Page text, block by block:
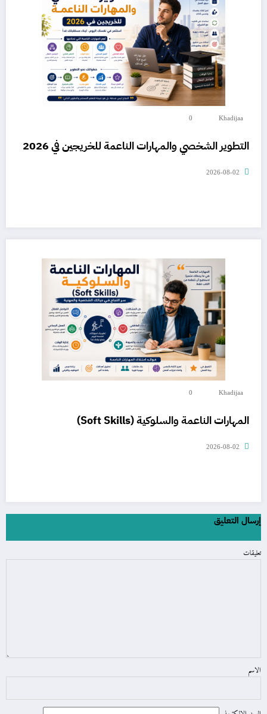
Khadijaa
0
التطوير الشخصي والمهارات الناعمة للخريجين في 2026
2026-08-02
Khadijaa
0
المهارات الناعمة والسلوكية (Soft Skills)
2026-08-02
إرسال التعليق
تعليقات
الاسم